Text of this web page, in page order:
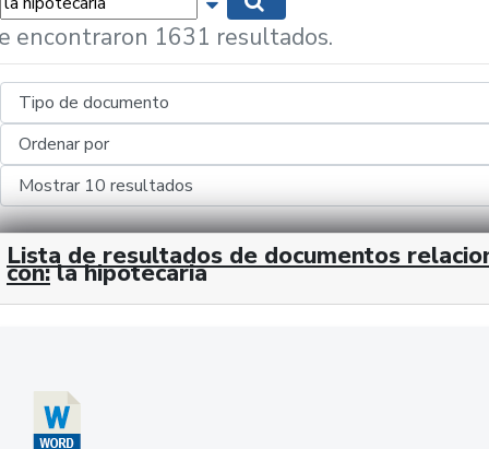
encontraron 1631 resultados.
Lista de resultados de documentos
con: la hipotecaria